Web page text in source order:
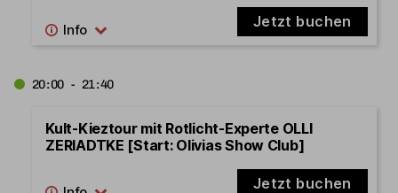
Jetzt buchen
20:00 - 21:40
Kult-Kieztour mit Rotlicht-Experte OLLI
ZERIADTKE [Start: Olivias Show Club]
Jetzt buchen